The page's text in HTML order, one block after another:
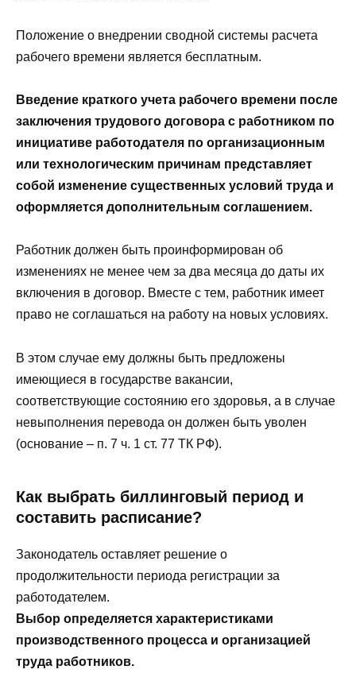
Положение о внедрении сводной системы расчета
рабочего времени является бесплатным.
Введение краткого учета рабочего времени после
заключения трудового договора с работником по
инициативе работодателя по организационным
или технологическим причинам представляет
собой изменение существенных условий труда и
оформляется дополнительным соглашением.
Работник должен быть проинформирован об
изменениях не менее чем за два месяца до даты их
включения в договор. Вместе с тем, работник имеет
право не соглашаться на работу на новых условиях.
В этом случае ему должны быть предложены
имеющиеся в государстве вакансии,
соответствующие состоянию его здоровья, а в случае
невыполнения перевода он должен быть уволен
(основание – п. 7 ч. 1 ст. 77 ТК РФ).
Как выбрать биллинговый период и
составить расписание?
Законодатель оставляет решение о
продолжительности периода регистрации за
работодателем.
Выбор определяется характеристиками
производственного процесса и организацией
труда работников.